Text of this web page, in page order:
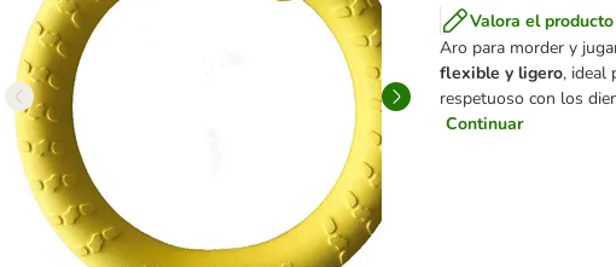
Valora el producto
Aro para morder y
flexible y ligero, ideal
respetuoso con los
Continuar